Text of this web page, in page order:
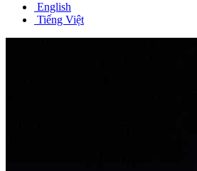
English
Tiếng Việt